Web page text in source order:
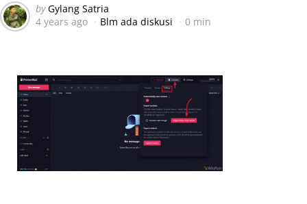
Posted
by
by Gylang Satria
4 years ago
Blm ada diskusi 0 min